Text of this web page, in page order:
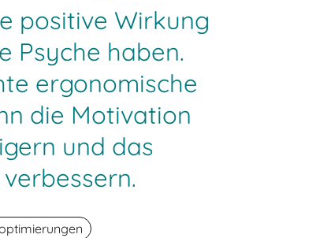
positive Wirkung
Psyche haben.
ergonomische
die Motivation
und das